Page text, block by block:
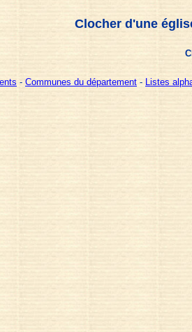
Clocher d'une
- Communes du département - Listes